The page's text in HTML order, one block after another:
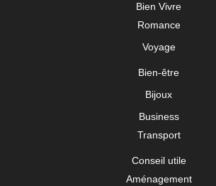
Bien Vivre
Romance
Voyage
Bien-être
Bijoux
Business
Transport
Conseil utile
Aménagement